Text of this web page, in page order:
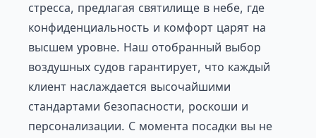
стресса, предлагая святилище в небе, где
конфиденциальность и комфорт царят на
высшем уровне. Наш отобранный выбор
воздушных судов гарантирует, что каждый
клиент наслаждается высочайшими
стандартами безопасности, роскоши и
персонализации. С момента посадки вы не